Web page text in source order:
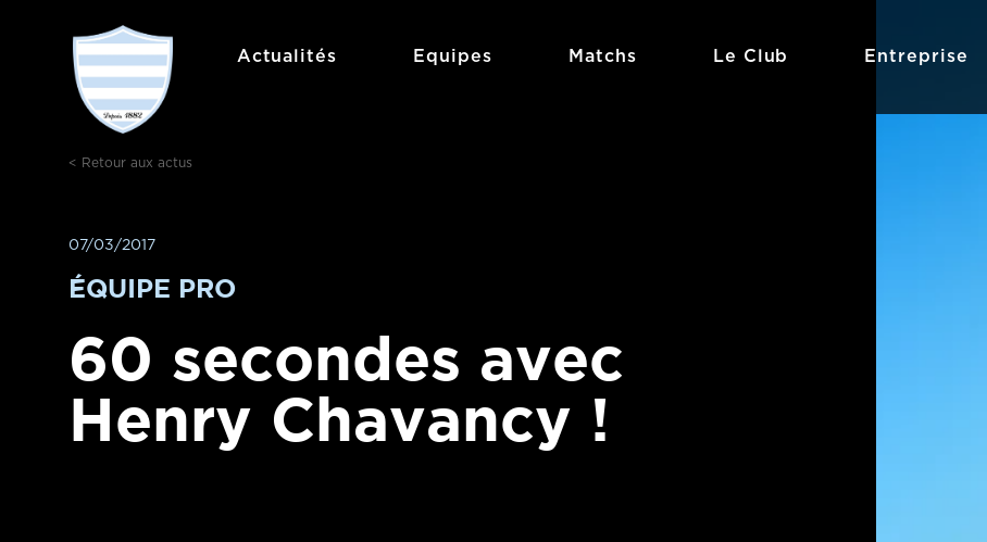
Actualités Equipes Matchs Le Club Entreprise
< Retour aux actus
07/03/2017
ÉQUIPE PRO
60 secondes avec
Henry Chavancy !